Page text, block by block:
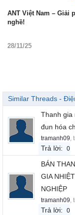
ANT Việt Nam – Giải
nghề!
28/11/25
Similar Threads -
Thanh gia
đun hóa
tramanh09,
Trả lời: 0
BÁN
GIA
NGHIỆP
tramanh09,
Trả lời: 0